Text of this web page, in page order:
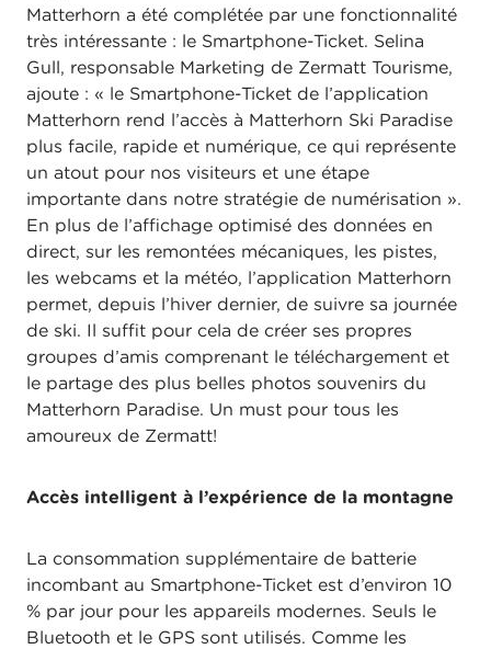
Matterhorn a été complétée par une fonctionnalité
très intéressante : le Smartphone-Ticket. Selina
Gull, responsable Marketing de Zermatt Tourisme,
ajoute : « le Smartphone-Ticket de l’application
Matterhorn rend l’accès à Matterhorn Ski Paradise
plus facile, rapide et numérique, ce qui représente
un atout pour nos visiteurs et une étape
importante dans notre stratégie de numérisation ».
En plus de l’affichage optimisé des données en
direct, sur les remontées mécaniques, les pistes,
les webcams et la météo, l’application Matterhorn
permet, depuis l’hiver dernier, de suivre sa journée
de ski. Il suffit pour cela de créer ses propres
groupes d’amis comprenant le téléchargement et
le partage des plus belles photos souvenirs du
Matterhorn Paradise. Un must pour tous les
amoureux de Zermatt!
Accès intelligent à l’expérience de la montagne
La consommation supplémentaire de batterie
incombant au Smartphone-Ticket est d’environ 10
% par jour pour les appareils modernes. Seuls le
Bluetooth et le GPS sont utilisés. Comme les